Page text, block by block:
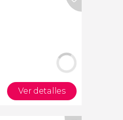
Ver detalles